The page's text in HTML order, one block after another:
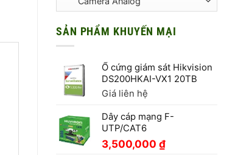
SẢN PHẨM KHUYẾN MẠI
Ổ cứng giám sát Hikvision
DS200HKAI-VX1 20TB
Giá liên hệ
Dây cáp mạng F-
UTP/CAT6
3,500,000 ₫